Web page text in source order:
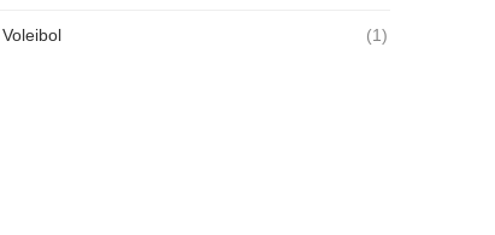
Voleibol (1)